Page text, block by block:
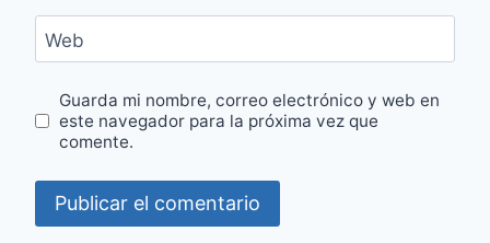
Web
Guarda mi nombre, correo electrónico y web en
este navegador para la próxima vez que
comente.